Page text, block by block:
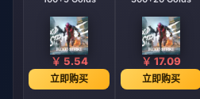
￥ 5.54
立即购买
￥ 17.09
立即购买